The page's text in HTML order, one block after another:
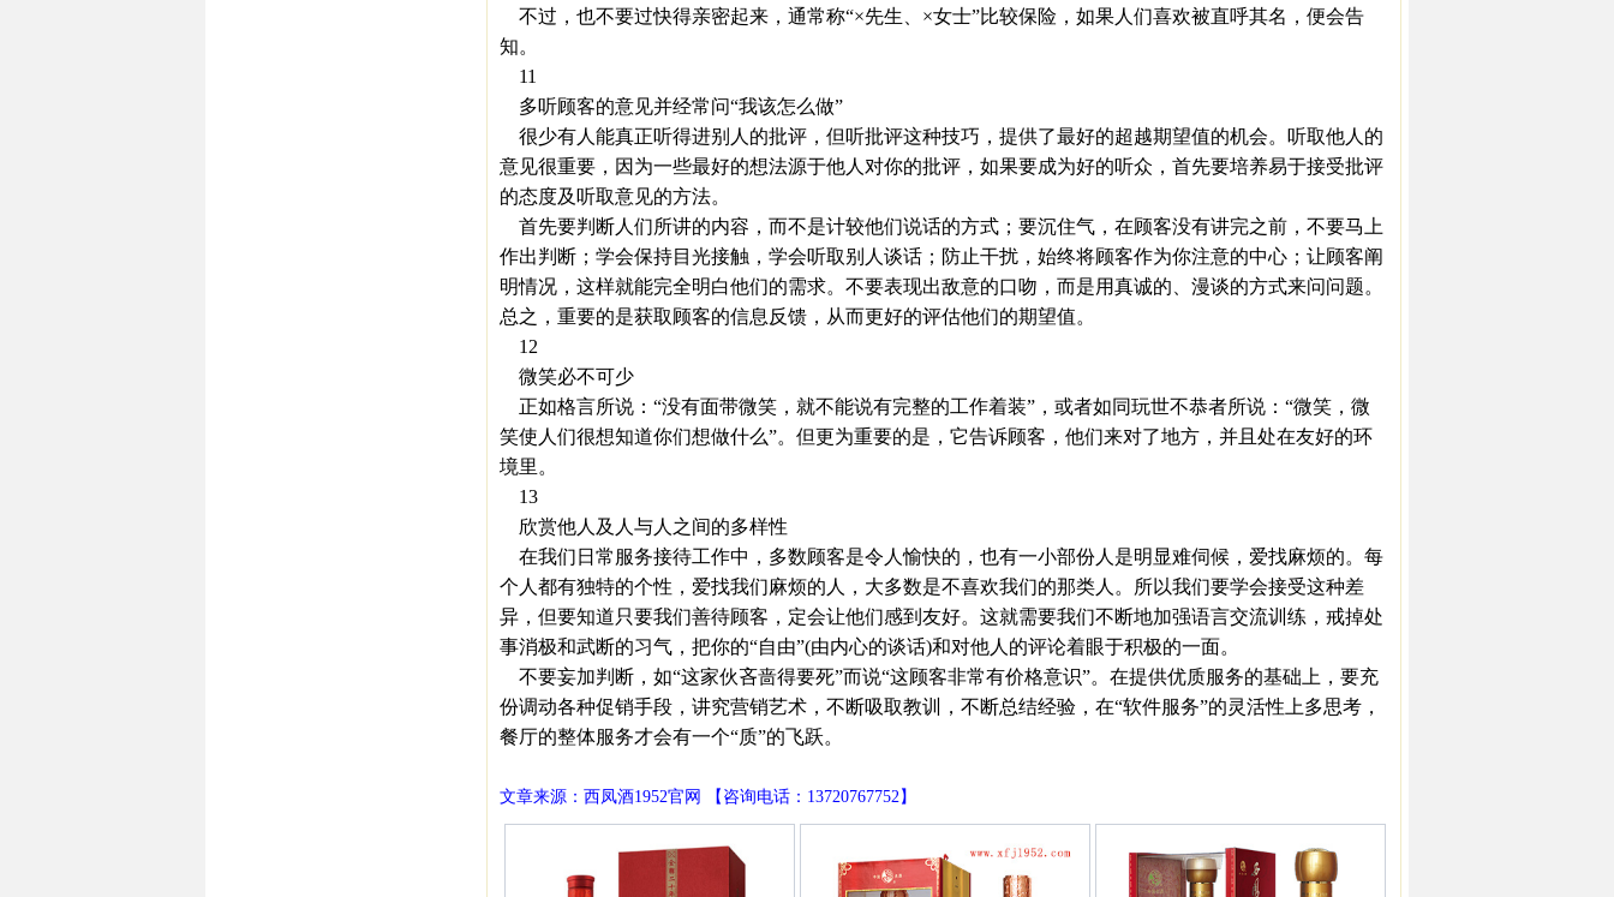
不过，也不要过快得亲密起来，通常称“×先生、×女士”比较保险，如果人们喜欢被直呼其名，便会告
知。
11
多听顾客的意见并经常问“我该怎么做”
很少有人能真正听得进别人的批评，但听批评这种技巧，提供了最好的超越期望值的机会。听取他人的
意见很重要，因为一些最好的想法源于他人对你的批评，如果要成为好的听众，首先要培养易于接受批评
的态度及听取意见的方法。
首先要判断人们所讲的内容，而不是计较他们说话的方式；要沉住气，在顾客没有讲完之前，不要马上
作出判断；学会保持目光接触，学会听取别人谈话；防止干扰，始终将顾客作为你注意的中心；让顾客阐
明情况，这样就能完全明白他们的需求。不要表现出敌意的口吻，而是用真诚的、漫谈的方式来问问题。
总之，重要的是获取顾客的信息反馈，从而更好的评估他们的期望值。
12
微笑必不可少
正如格言所说：“没有面带微笑，就不能说有完整的工作着装”，或者如同玩世不恭者所说：“微笑，微
笑使人们很想知道你们想做什么”。但更为重要的是，它告诉顾客，他们来对了地方，并且处在友好的环
境里。
13
欣赏他人及人与人之间的多样性
在我们日常服务接待工作中，多数顾客是令人愉快的，也有一小部份人是明显难伺候，爱找麻烦的。每
个人都有独特的个性，爱找我们麻烦的人，大多数是不喜欢我们的那类人。所以我们要学会接受这种差
异，但要知道只要我们善待顾客，定会让他们感到友好。这就需要我们不断地加强语言交流训练，戒掉处
事消极和武断的习气，把你的“自由”(由内心的谈话)和对他人的评论着眼于积极的一面。
不要妄加判断，如“这家伙吝啬得要死”而说“这顾客非常有价格意识”。在提供优质服务的基础上，要充
份调动各种促销手段，讲究营销艺术，不断吸取教训，不断总结经验，在“软件服务”的灵活性上多思考，
餐厅的整体服务才会有一个“质”的飞跃。
文章来源：西凤酒1952官网 【咨询电话：13720767752】